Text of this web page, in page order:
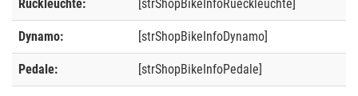
Rückleuchte: [strShopBikeInfoRueckleuchte]
Dynamo: [strShopBikeInfoDynamo]
Pedale: [strShopBikeInfoPedale]